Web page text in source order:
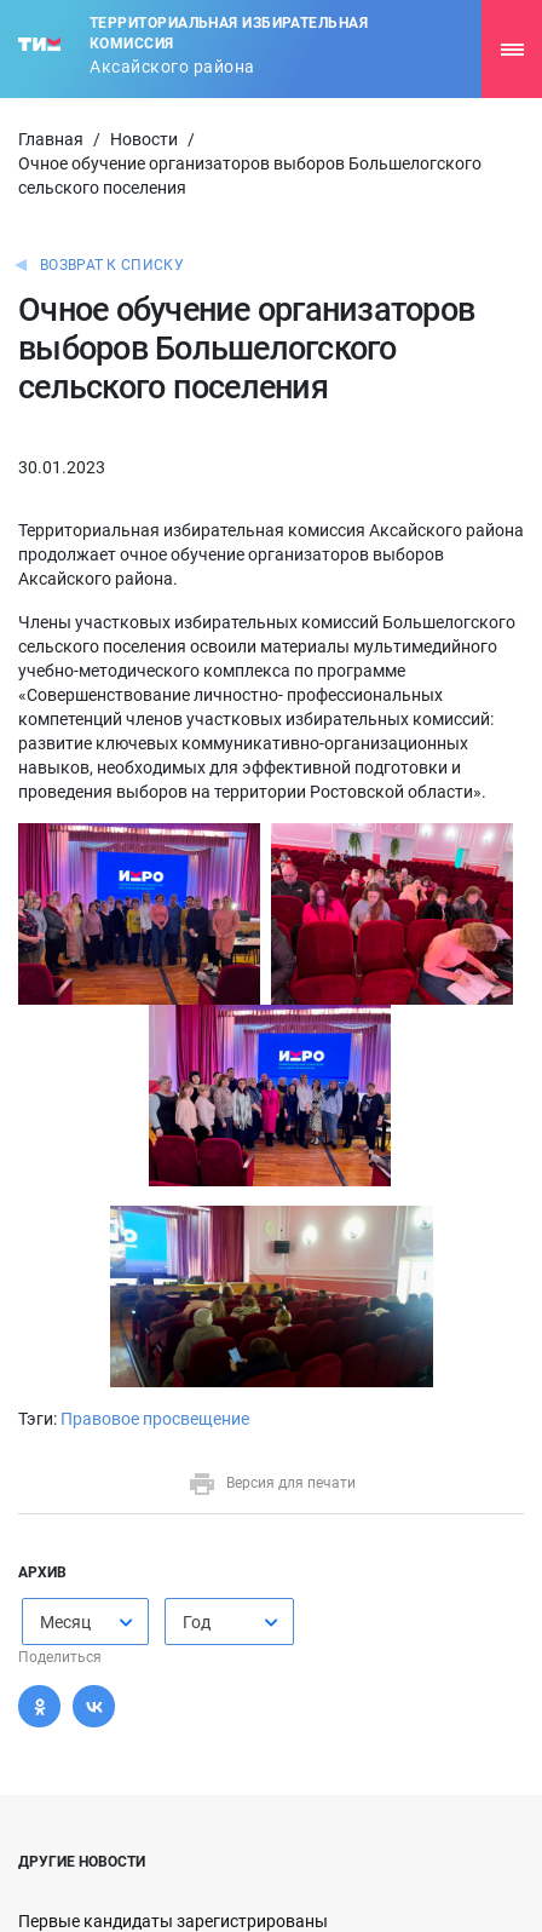
ТЕРРИТОРИАЛЬНАЯ ИЗБИРАТЕЛЬНАЯ
КОМИССИЯ
Аксайского района
Главная / Новости
/
Очное обучение организаторов выборов Большелогского
сельского поселения
ВОЗВРАТ К СПИСКУ
Очное обучение организаторов
выборов Большелогского
сельского поселения
30.01.2023
Территориальная избирательная комиссия Аксайского района
продолжает очное обучение организаторов выборов
Аксайского района.
Члены участковых избирательных комиссий Большелогского
сельского поселения освоили материалы мультимедийного
учебно-методического комплекса по программе
«Совершенствование личностно- профессиональных
компетенций членов участковых избирательных комиссий:
развитие ключевых коммуникативно-организационных
навыков, необходимых для эффективной подготовки и
проведения выборов на территории Ростовской области».
Тэги: Правовое просвещение
Версия для печати
АРХИВ
Месяц Год
Поделиться
ДРУГИЕ НОВОСТИ
Первые кандидаты зарегистрированы